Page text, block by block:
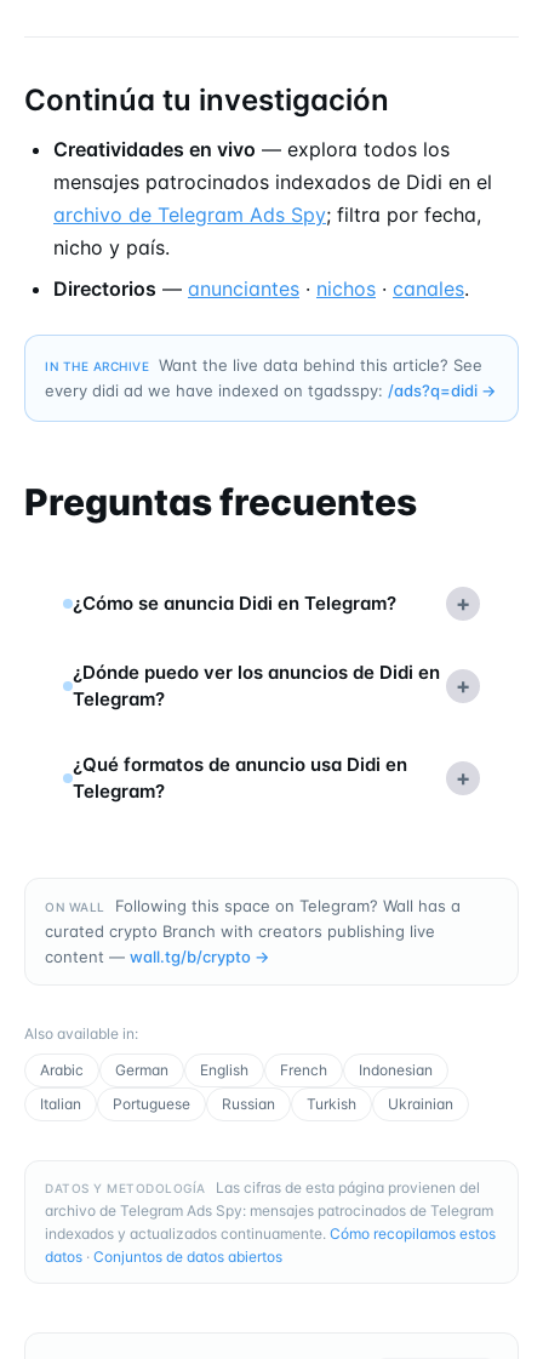
Continúa tu investigación
Creatividades en vivo — explora todos los
mensajes patrocinados indexados de Didi en el
archivo de Telegram Ads Spy; filtra por fecha,
nicho y país.
Directorios — anunciantes · nichos · canales.
IN THE ARCHIVE
Want the live data behind this article? See
every didi ad we have indexed on tgadsspy: /ads?q=didi →
Preguntas frecuentes
¿Cómo se anuncia Didi en Telegram? +
¿Dónde puedo ver los anuncios de Didi en
Telegram?
+
¿Qué formatos de anuncio usa Didi en
Telegram?
+
ON WALL
Following this space on Telegram? Wall has a
curated crypto Branch with creators publishing live
content — wall.tg/b/crypto →
Also available in:
Arabic
German English French
Indonesian
Italian
Portuguese Russian Turkish Ukrainian
DATOS Y METODOLOGÍA
Las cifras de esta página provienen del
archivo de Telegram Ads Spy: mensajes patrocinados de Telegram
indexados y actualizados continuamente. Cómo recopilamos estos
datos · Conjuntos de datos abiertos